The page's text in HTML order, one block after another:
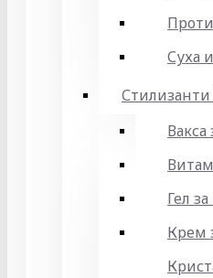
Суха
Стилизанти
Вакса
Гел за
Крем